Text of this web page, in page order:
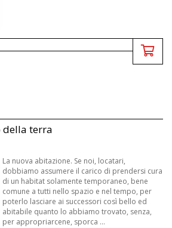
della terra
La nuova abitazione. Se noi, locatari,
dobbiamo assumere il carico di prendersi cura
di un habitat solamente temporaneo, bene
comune a tutti nello spazio e nel tempo, per
poterlo lasciare ai successori così bello ed
abitabile quanto lo abbiamo trovato, senza,
per appropriarcene, sporca ...